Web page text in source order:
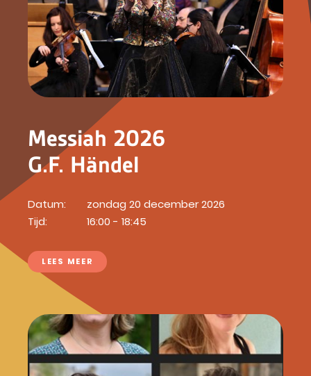
Messiah 2026
G.F. Händel
Datum:
Tijd:
zondag 20 december 2026
16:00 - 18:45
LEES MEER